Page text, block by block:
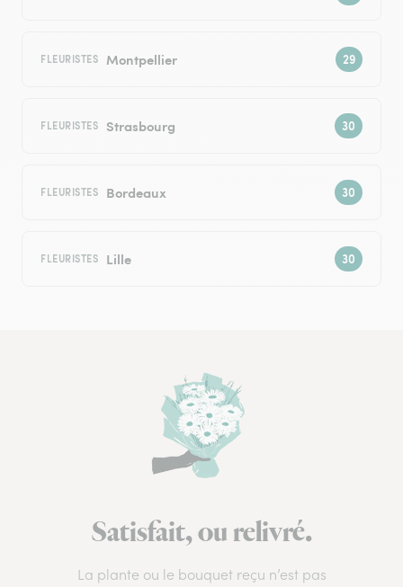
FLEURISTES Montpellier
FLEURISTES Strasbourg
FLEURISTES Bordeaux
FLEURISTES Lille
Satisfait, ou relivré.
La plante ou le bouquet reçu n’est pas